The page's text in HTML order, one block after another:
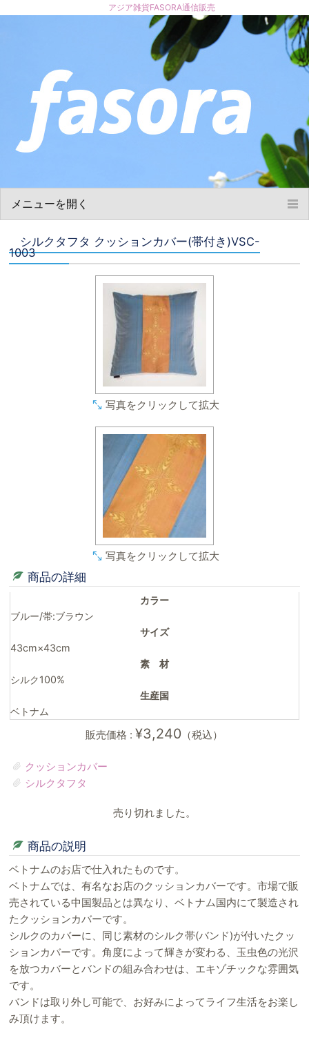
アジア雑貨FASORA通信販売
メニューを開く
お買い物について
商品について
シルクタフタ クッションカバー(帯付き)VSC-
1003
写真をクリックして拡大
写真をクリックして拡大
商品の詳細
カラー
ブルー/帯:ブラウン
サイズ
43cm×43cm
素 材
シルク100%
生産国
ベトナム
販売価格 : ¥3,240 （税込）
クッションカバー
シルクタフタ
売り切れました。
商品の説明
ベトナムのお店で仕入れたものです。
ベトナムでは、有名なお店のクッションカバーです。市場で販
売されている中国製品とは異なり、ベトナム国内にて製造され
たクッションカバーです。
シルクのカバーに、同じ素材のシルク帯(バンド)が付いたクッ
ションカバーです。角度によって輝きが変わる、玉虫色の光沢
を放つカバーとバンドの組み合わせは、エキゾチックな雰囲気
です。
バンドは取り外し可能で、お好みによってライフ生活をお楽し
み頂けます。